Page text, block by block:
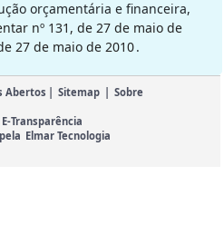
orçamentária e financeira,
nº 131, de 27 de maio de
27 de maio de 2010.
Abertos Sitemap Sobre
Transparência
Elmar Tecnologia